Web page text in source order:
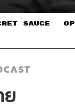
SAUCE​